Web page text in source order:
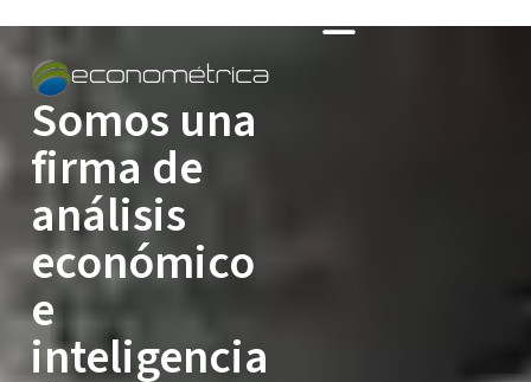
Somos una
firma de
análisis
económico
e
inteligencia